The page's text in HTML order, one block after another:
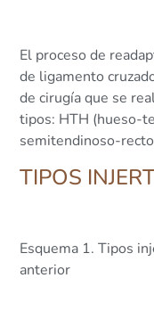
El proceso de
de ligamento
de cirugía que se
tipos: HTH (hueso-
semitendinoso-
TIPOS
Esquema 1. Tipos
anterior